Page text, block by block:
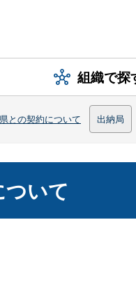
組織で探
との契約について 出納局
いて